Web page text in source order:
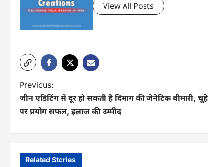
View All Posts
P
o
n
Previous:
जीन एडिटिंग से दूर हो सकती है दिमाग की जेनेटिक बीमारी, चूहे
पर प्रयोग सफल, इलाज की उम्‍मीद
Related Stories